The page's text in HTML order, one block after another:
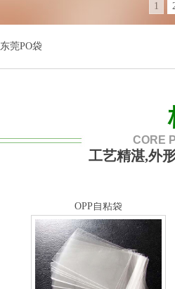
1
东莞PO袋
CORE
工艺精湛,外